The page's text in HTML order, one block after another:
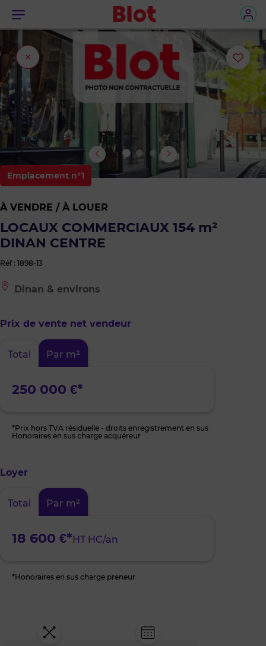
Menu
Fermer
l'onglet
ou
le
bien
Emplacement n°1
À VENDRE / À LOUER
LOCAUX COMMERCIAUX 154 m²
DINAN CENTRE
Réf : 1898-13
Le
bien
à
Dinan
&
environs
Dinan & environs
Prix de vente net vendeur
Total Par m²
250 000 €*
*Prix hors TVA résiduelle - droits enregistrement en sus
Honoraires en sus charge acquéreur
Loyer
Total Par m²
18 600 €*HT HC/an
*Honoraires en sus charge preneur